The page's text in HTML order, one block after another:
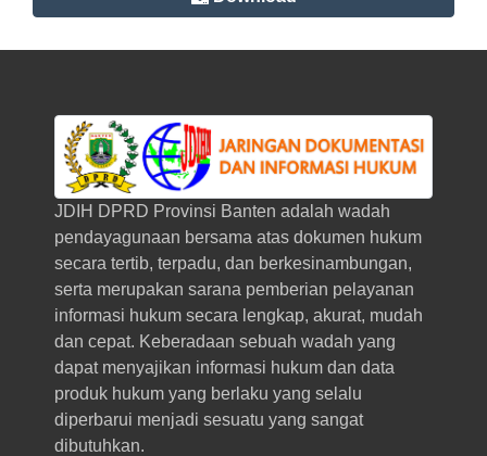
JDIH DPRD Provinsi Banten adalah wadah
pendayagunaan bersama atas dokumen hukum
secara tertib, terpadu, dan berkesinambungan,
serta merupakan sarana pemberian pelayanan
informasi hukum secara lengkap, akurat, mudah
dan cepat. Keberadaan sebuah wadah yang
dapat menyajikan informasi hukum dan data
produk hukum yang berlaku yang selalu
diperbarui menjadi sesuatu yang sangat
dibutuhkan.